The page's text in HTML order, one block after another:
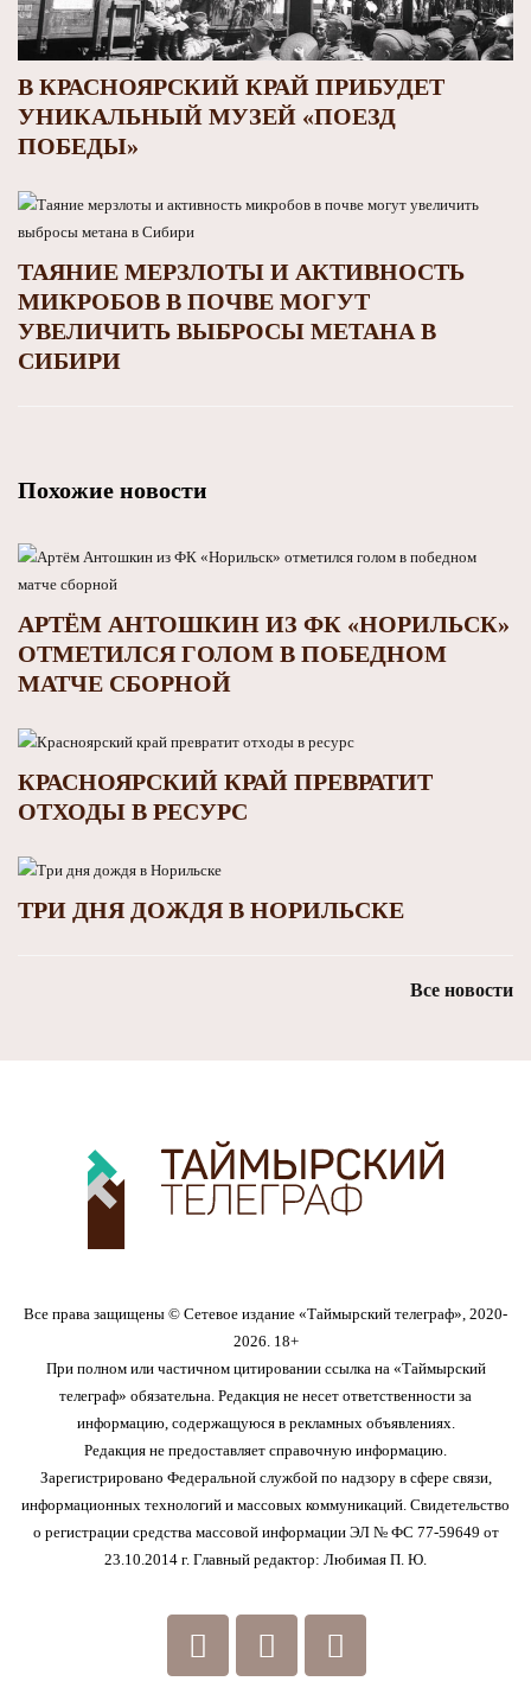
В КРАСНОЯРСКИЙ КРАЙ ПРИБУДЕТ
УНИКАЛЬНЫЙ МУЗЕЙ «ПОЕЗД
ПОБЕДЫ»
ТАЯНИЕ МЕРЗЛОТЫ И АКТИВНОСТЬ
МИКРОБОВ В ПОЧВЕ МОГУТ
УВЕЛИЧИТЬ ВЫБРОСЫ МЕТАНА В
СИБИРИ
Похожие новости
АРТЁМ АНТОШКИН ИЗ ФК «НОРИЛЬСК»
ОТМЕТИЛСЯ ГОЛОМ В ПОБЕДНОМ
МАТЧЕ СБОРНОЙ
КРАСНОЯРСКИЙ КРАЙ ПРЕВРАТИТ
ОТХОДЫ В РЕСУРС
ТРИ ДНЯ ДОЖДЯ В НОРИЛЬСКЕ
Все новости
Все права защищены © Сетевое издание «Таймырский телеграф», 2020-
2026. 18+
При полном или частичном цитировании ссылка на «Таймырский
телеграф» обязательна. Редакция не несет ответственности за
информацию, содержащуюся в рекламных объявлениях.
Редакция не предоставляет справочную информацию.
Зарегистрировано Федеральной службой по надзору в сфере связи,
информационных технологий и массовых коммуникаций. Свидетельство
о регистрации средства массовой информации ЭЛ № ФС 77-59649 от
23.10.2014 г. Главный редактор: Любимая П. Ю.